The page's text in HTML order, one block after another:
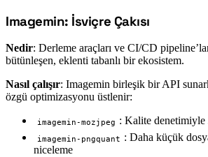
#
Imagemin: İsviçre Çakısı
Nedir: Derleme araçları ve CI/CD
bütünleşen, eklenti tabanlı bir ekosistem.
Nasıl çalışır: Imagemin birleşik bir API
özgü optimizasyonu üstlenir:
imagemin-mozjpeg : Kalite
imagemin-pngquant : Daha küçük
niceleme